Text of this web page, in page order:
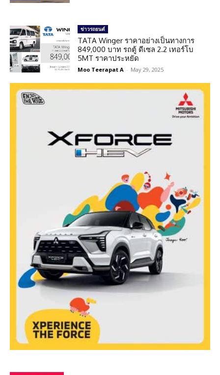
ข่าวรถยนต์
TATA Winger ราคาอย่างเป็นทางการ
849,000 บาท รถตู้ ดีเซล 2.2 เทอร์โบ
5MT ราคาประหยัด
Moo Teerapat A - May 29, 2025